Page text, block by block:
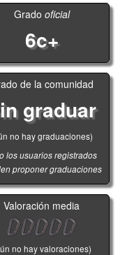
Grado oficial
6c+
de la comunidad
graduar
no hay graduaciones)
los usuarios registrados
proponer graduaciones
Valoración media
no hay valoraciones)